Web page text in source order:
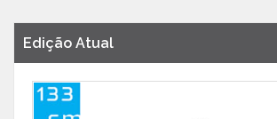
Edição Atual